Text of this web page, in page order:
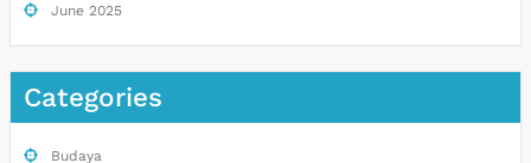
June 2025
Categories
Budaya